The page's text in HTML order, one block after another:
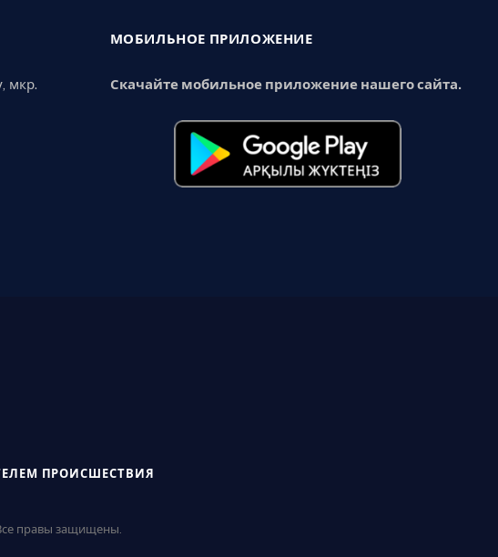
мкр.
МОБИЛЬНОЕ ПРИЛОЖЕНИЕ
Скачайте мобильное приложение нашего сайта.
ПРОИСШЕСТВИЯ
правы защищены.